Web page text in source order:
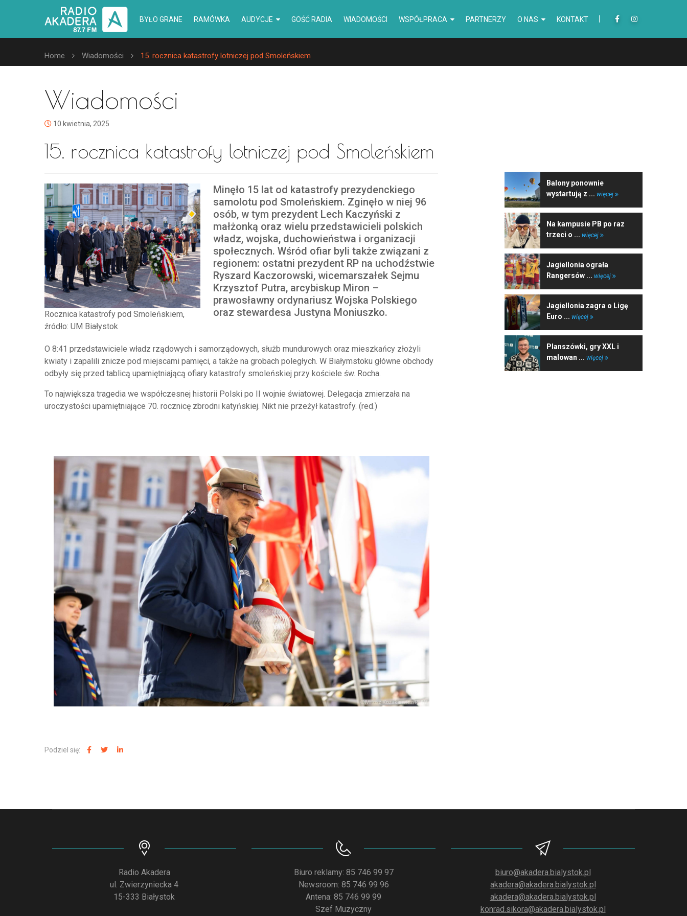
BYŁO GRANE RAMÓWKA AUDYCJE GOŚĆ RADIA WIADOMOŚCI WSPÓŁPRACA PARTNERZY O NAS KONTAKT
Home Wiadomości 15. rocznica katastrofy lotniczej pod Smoleńskiem
Wiadomości
10 kwietnia, 2025
15. rocznica katastrofy lotniczej pod Smoleńskiem
Rocznica katastrofy pod Smoleńskiem,
źródło: UM Białystok
Minęło 15 lat od katastrofy prezydenckiego
samolotu pod Smoleńskiem. Zginęło w niej 96
osób, w tym prezydent Lech Kaczyński z
małżonką oraz wielu przedstawicieli polskich
władz, wojska, duchowieństwa i organizacji
społecznych. Wśród ofiar byli także związani z
regionem: ostatni prezydent RP na uchodźstwie
Ryszard Kaczorowski, wicemarszałek Sejmu
Krzysztof Putra, arcybiskup Miron –
prawosławny ordynariusz Wojska Polskiego
oraz stewardesa Justyna Moniuszko.
O 8:41 przedstawiciele władz rządowych i samorządowych, służb mundurowych oraz mieszkańcy złożyli
kwiaty i zapalili znicze pod miejscami pamięci, a także na grobach poległych. W Białymstoku główne obchody
odbyły się przed tablicą upamiętniającą ofiary katastrofy smoleńskiej przy kościele św. Rocha.
To największa tragedia we współczesnej historii Polski po II wojnie światowej. Delegacja zmierzała na
uroczystości upamiętniające 70. rocznicę zbrodni katyńskiej. Nikt nie przeżył katastrofy. (red.)
Podziel się:
Balony ponownie
wystartują z ... więcej
Na kampusie PB po raz
trzeci o ... więcej
Jagiellonia ograła
Rangersów ... więcej
Jagiellonia zagra o Ligę
Euro ... więcej
Planszówki, gry XXL i
malowan ... więcej
Radio Akadera
ul. Zwierzyniecka 4
15-333 Białystok
Biuro reklamy: 85 746 99 97
Newsroom: 85 746 99 96
Antena: 85 746 99 99
Szef Muzyczny
biuro@akadera.bialystok.pl
akadera@akadera.bialystok.pl
akadera@akadera.bialystok.pl
konrad.sikora@akadera.bialystok.pl